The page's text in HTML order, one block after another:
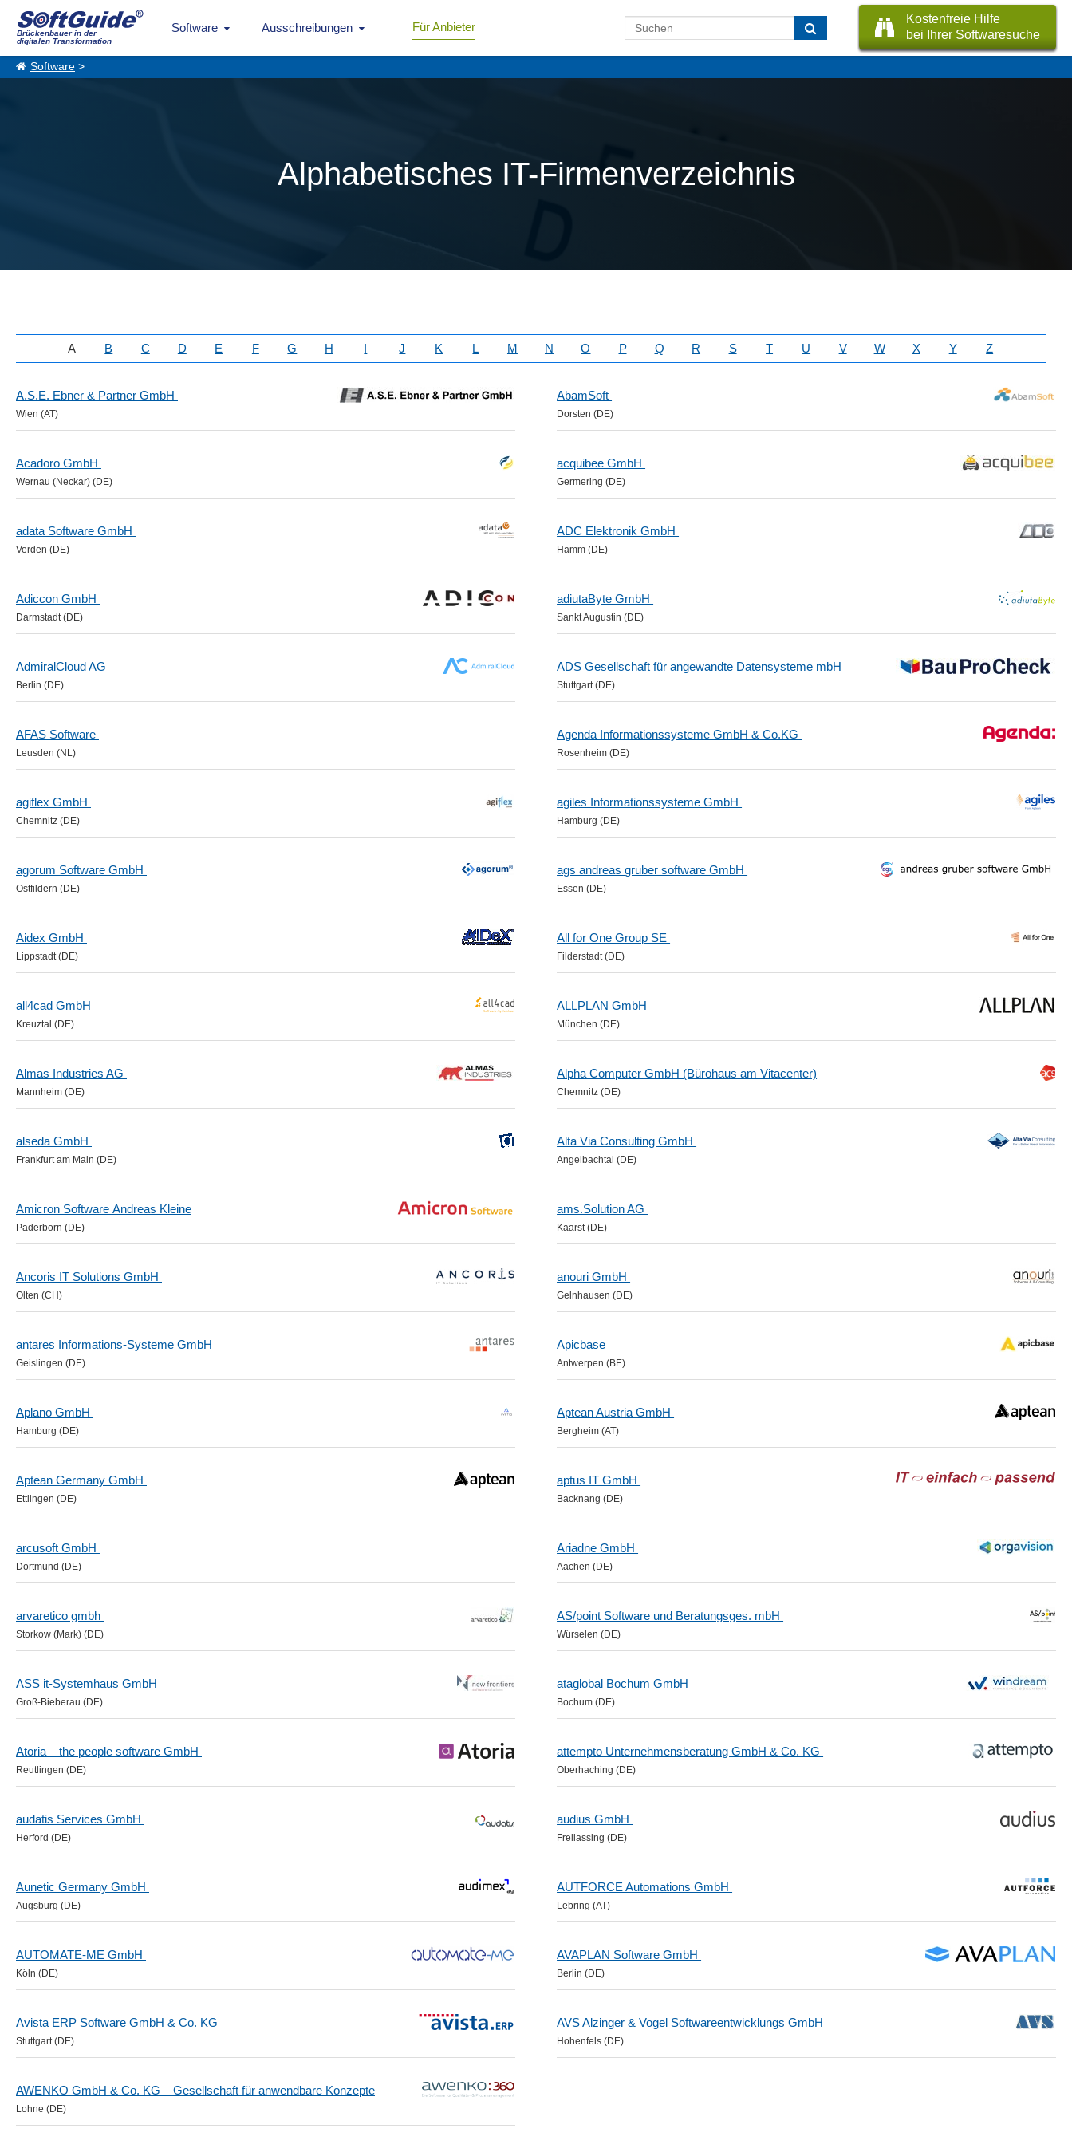
Brückenbauer in der
digitalen Transformation
Software Ausschreibungen Für Anbieter
Kostenfreie Hilfe
bei Ihrer Softwaresuche
Software >
Alphabetisches IT-Firmenverzeichnis
A B C D E F G H I J K L M N O P Q R S T U V W X Y Z
A.S.E. Ebner & Partner GmbH
Wien (AT)
AbamSoft
Dorsten (DE)
Acadoro GmbH
Wernau (Neckar) (DE)
acquibee GmbH
Germering (DE)
adata Software GmbH
Verden (DE)
ADC Elektronik GmbH
Hamm (DE)
Adiccon GmbH
Darmstadt (DE)
adiutaByte GmbH
Sankt Augustin (DE)
AdmiralCloud AG
Berlin (DE)
ADS Gesellschaft für angewandte Datensysteme mbH
Stuttgart (DE)
AFAS Software
Leusden (NL)
Agenda Informationssysteme GmbH & Co.KG
Rosenheim (DE)
agiflex GmbH
Chemnitz (DE)
agiles Informationssysteme GmbH
Hamburg (DE)
agorum Software GmbH
Ostfildern (DE)
ags andreas gruber software GmbH
Essen (DE)
Aidex GmbH
Lippstadt (DE)
All for One Group SE
Filderstadt (DE)
all4cad GmbH
Kreuztal (DE)
ALLPLAN GmbH
München (DE)
Almas Industries AG
Mannheim (DE)
Alpha Computer GmbH (Bürohaus am Vitacenter)
Chemnitz (DE)
alseda GmbH
Frankfurt am Main (DE)
Alta Via Consulting GmbH
Angelbachtal (DE)
Amicron Software Andreas Kleine
Paderborn (DE)
ams.Solution AG
Kaarst (DE)
Ancoris IT Solutions GmbH
Olten (CH)
anouri GmbH
Gelnhausen (DE)
antares Informations-Systeme GmbH
Geislingen (DE)
Apicbase
Antwerpen (BE)
Aplano GmbH
Hamburg (DE)
Aptean Austria GmbH
Bergheim (AT)
Aptean Germany GmbH
Ettlingen (DE)
aptus IT GmbH
Backnang (DE)
arcusoft GmbH
Dortmund (DE)
Ariadne GmbH
Aachen (DE)
arvaretico gmbh
Storkow (Mark) (DE)
AS/point Software und Beratungsges. mbH
Würselen (DE)
ASS it-Systemhaus GmbH
Groß-Bieberau (DE)
ataglobal Bochum GmbH
Bochum (DE)
Atoria – the people software GmbH
Reutlingen (DE)
attempto Unternehmensberatung GmbH & Co. KG
Oberhaching (DE)
audatis Services GmbH
Herford (DE)
audius GmbH
Freilassing (DE)
Aunetic Germany GmbH
Augsburg (DE)
AUTFORCE Automations GmbH
Lebring (AT)
AUTOMATE-ME GmbH
Köln (DE)
AVAPLAN Software GmbH
Berlin (DE)
Avista ERP Software GmbH & Co. KG
Stuttgart (DE)
AVS Alzinger & Vogel Softwareentwicklungs GmbH
Hohenfels (DE)
AWENKO GmbH & Co. KG – Gesellschaft für anwendbare Konzepte
Lohne (DE)